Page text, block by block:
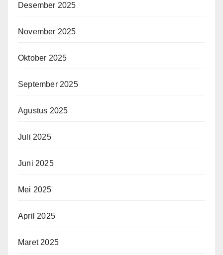
Desember 2025
November 2025
Oktober 2025
September 2025
Agustus 2025
Juli 2025
Juni 2025
Mei 2025
April 2025
Maret 2025